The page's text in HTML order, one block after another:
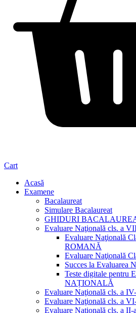
Cart
Acasă
Examene
Bacalaureat
Simulare Bacalaureat
GHIDURI
Evaluare Naţională cls. a
Evaluare Naţională
ROMANĂ
Evaluare Naţională
Succes la Evaluarea
Teste digitale pentru
NAȚIONALĂ
Evaluare Naţională cls. a
Evaluare Naţională cls. a
Evaluare Naţională cls. a II-a